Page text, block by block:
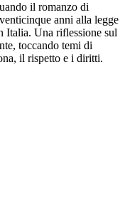
il romanzo di
anni alla legge
Italia. Una riflessione sul
toccando temi di
il rispetto e i diritti.